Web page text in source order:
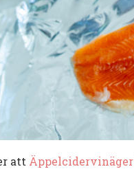
att Äppelcidervinäger